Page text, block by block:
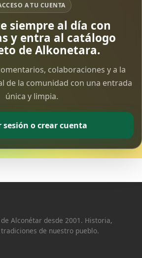
A TU CUENTA
siempre al día con
y entra al catálogo
de Alkonetara.
colaboraciones y a la
de la comunidad con una entrada
única y limpia.
o crear cuenta
Alconétar desde 2001. Historia,
de nuestro pueblo.